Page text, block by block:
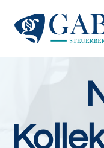
Inhalt
springen